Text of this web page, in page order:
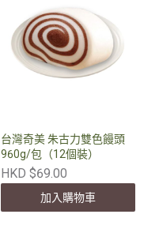
台灣奇美 朱古力雙色饅頭
960g/包（12個裝）
HKD $69.00
加入購物車